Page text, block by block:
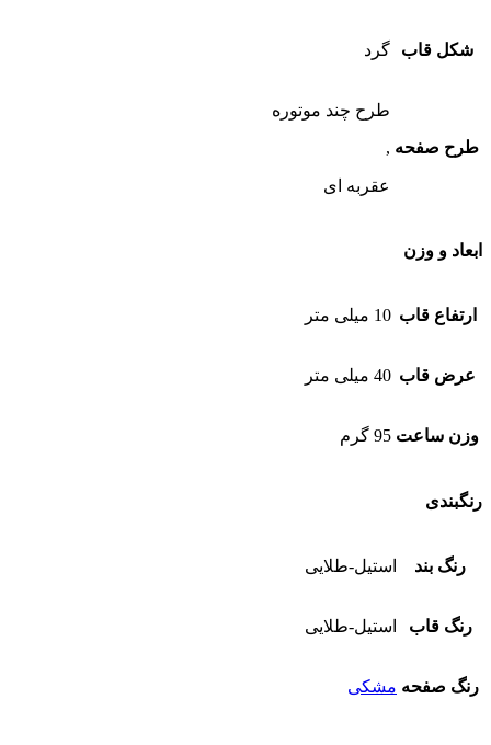
شکل قاب گرد
طرح صفحه
طرح چند موتوره
,
عقربه ای
ابعاد و وزن
ارتفاع قاب 10 میلی متر
عرض قاب 40 میلی متر
وزن ساعت 95 گرم
رنگبندی
رنگ بند استیل-طلایی
رنگ قاب استیل-طلایی
رنگ صفحه مشکی